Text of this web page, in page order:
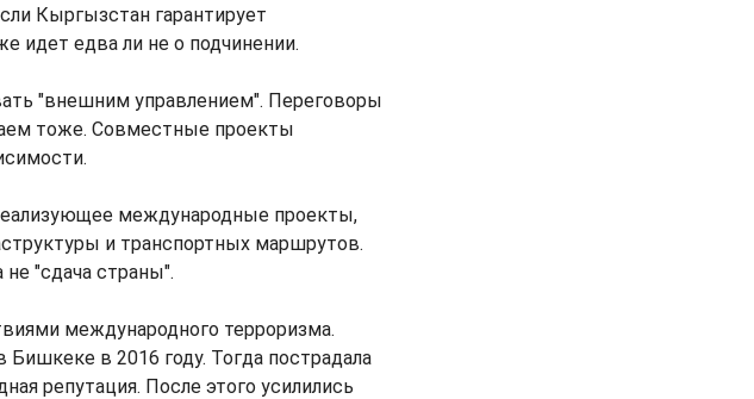
Кыргызстан гарантирует
идет едва ли не о подчинении.
"внешним управлением". Переговоры
тоже. Совместные проекты
международные проекты,
и транспортных маршрутов.
"сдача страны".
международного терроризма.
в 2016 году. Тогда пострадала
репутация. После этого усилились